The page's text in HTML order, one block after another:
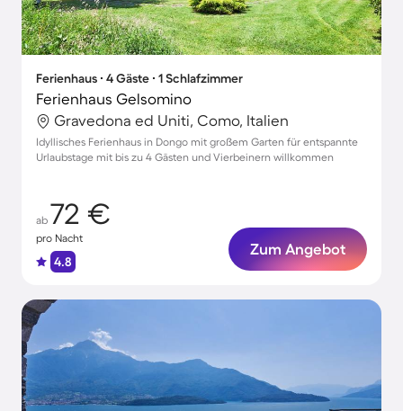
Ferienhaus ∙ 4 Gäste ∙ 1 Schlafzimmer
Ferienhaus Gelsomino
Gravedona ed Uniti, Como, Italien
Idyllisches Ferienhaus in Dongo mit großem Garten für entspannte
Urlaubstage mit bis zu 4 Gästen und Vierbeinern willkommen
ab 72 €
pro Nacht
4.8
Zum Angebot